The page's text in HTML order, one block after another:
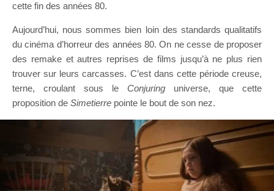
cette fin des années 80.
Aujourd’hui, nous sommes bien loin des standards qualitatifs
du cinéma d’horreur des années 80. On ne cesse de proposer
des remake et autres reprises de films jusqu’à ne plus rien
trouver sur leurs carcasses. C’est dans cette période creuse,
terne, croulant sous le Conjuring universe, que cette
proposition de Simetierre pointe le bout de son nez.